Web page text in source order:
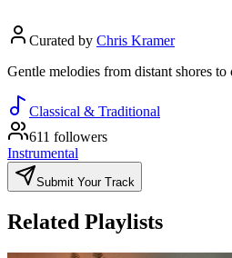
Curated by Chris Kramer
Gentle melodies from distant shores
Classical & Traditional
611 followers
Instrumental
Submit Your Track
Related Playlists